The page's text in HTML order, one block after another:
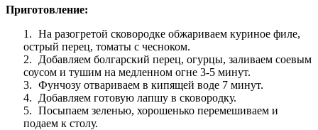
Приготовление:
На разогретой сковородке обжариваем куриное филе,
острый перец, томаты с чесноком.
Добавляем болгарский перец, огурцы, заливаем соевым
соусом и тушим на медленном огне 3-5 минут.
Фунчозу отвариваем в кипящей воде 7 минут.
Добавляем готовую лапшу в сковородку.
Посыпаем зеленью, хорошенько перемешиваем и
подае‌м к столу.